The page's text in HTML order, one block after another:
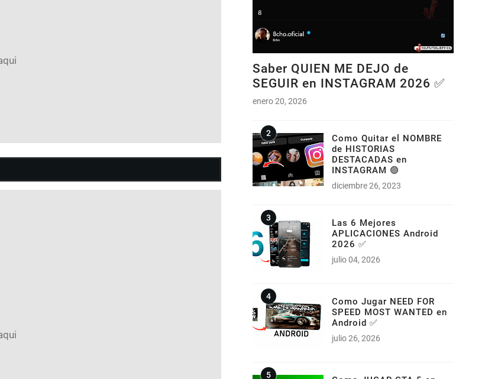
Saber QUIEN ME DEJO de
SEGUIR en INSTAGRAM 2026 ✅
enero 20, 2026
Como Quitar el NOMBRE
de HISTORIAS
DESTACADAS en
INSTAGRAM 🟣
diciembre 26, 2023
Las 6 Mejores
APLICACIONES Android
2026 ✅
julio 04, 2026
Como Jugar NEED FOR
SPEED MOST WANTED en
Android ✅
julio 26, 2026